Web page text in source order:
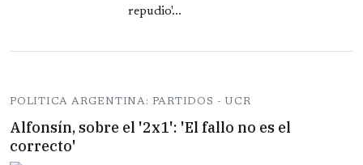
repudio'...
POLITICA ARGENTINA: PARTIDOS - UCR
Alfonsín, sobre el '2x1': 'El fallo no es el
correcto'